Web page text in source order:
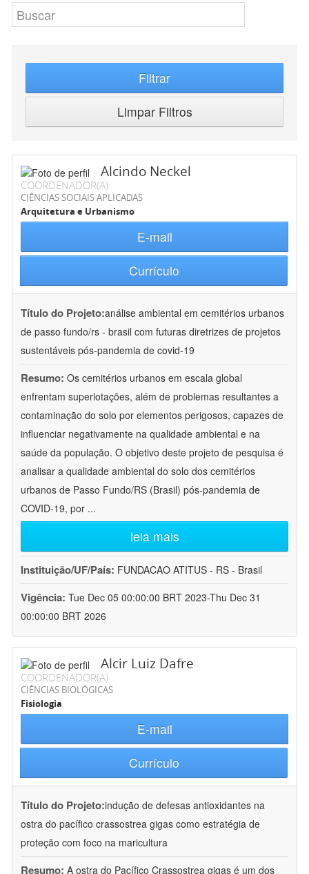
Filtrar
Limpar Filtros
Alcindo Neckel
COORDENADOR(A)
CIÊNCIAS SOCIAIS APLICADAS
Arquitetura e Urbanismo
E-mail
Currículo
Título do Projeto:análise ambiental em cemitérios urbanos
de passo fundo/rs - brasil com futuras diretrizes de projetos
sustentáveis pós-pandemia de covid-19
Resumo: Os cemitérios urbanos em escala global
enfrentam superlotações, além de problemas resultantes a
contaminação do solo por elementos perigosos, capazes de
influenciar negativamente na qualidade ambiental e na
saúde da população. O objetivo deste projeto de pesquisa é
analisar a qualidade ambiental do solo dos cemitérios
urbanos de Passo Fundo/RS (Brasil) pós-pandemia de
COVID-19, por ...
leia mais
Instituição/UF/País: FUNDACAO ATITUS - RS - Brasil
Vigência: Tue Dec 05 00:00:00 BRT 2023-Thu Dec 31
00:00:00 BRT 2026
Alcir Luiz Dafre
COORDENADOR(A)
CIÊNCIAS BIOLÓGICAS
Fisiologia
E-mail
Currículo
Título do Projeto:indução de defesas antioxidantes na
ostra do pacífico crassostrea gigas como estratégia de
proteção com foco na maricultura
Resumo: A ostra do Pacífico Crassostrea gigas é um dos